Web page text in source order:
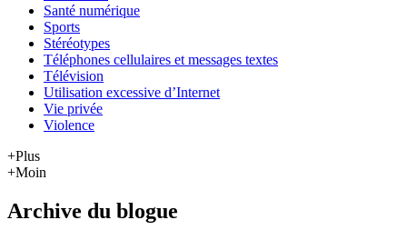
Santé numérique
Sports
Stéréotypes
Téléphones cellulaires et messages textes
Télévision
Utilisation excessive d’Internet
Vie privée
Violence
+Plus
+Moin
Archive du blogue